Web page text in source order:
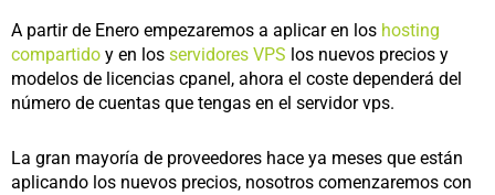
A partir de Enero empezaremos a aplicar en los hosting
compartido y en los servidores VPS los nuevos precios y
modelos de licencias cpanel, ahora el coste dependerá del
número de cuentas que tengas en el servidor vps.
La gran mayoría de proveedores hace ya meses que están
aplicando los nuevos precios, nosotros comenzaremos con